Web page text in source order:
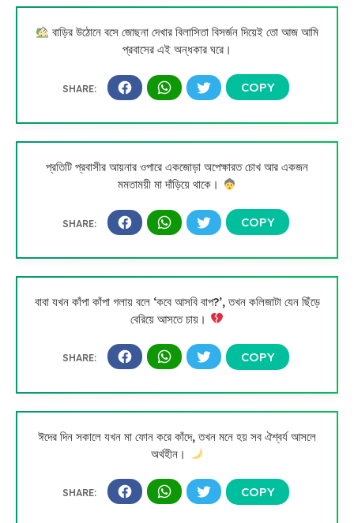
বাড়ির উঠোনে বসে জোছনা দেখার বিলাসিতা বিসর্জন দিয়েই তো আজ আমি
প্রবাসের এই অন্ধকার ঘরে।
প্রতিটি প্রবাসীর আয়নার ওপারে একজোড়া অপেক্ষারত চোখ আর একজন
মমতাময়ী মা দাঁড়িয়ে থাকে।
বাবা যখন কাঁপা কাঁপা গলায় বলে ‘কবে আসবি বাপ?’, তখন কলিজাটা যেন ছিঁড়ে
বেরিয়ে আসতে চায়।
ঈদের দিন সকালে যখন মা ফোন করে কাঁদে, তখন মনে হয় সব ঐশ্বর্য আসলে
অর্থহীন।